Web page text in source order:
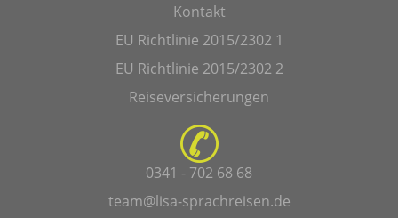
Kontakt
EU Richtlinie 2015/2302 1
EU Richtlinie 2015/2302 2
Reiseversicherungen
0341 - 702 68 68
team@lisa-sprachreisen.de